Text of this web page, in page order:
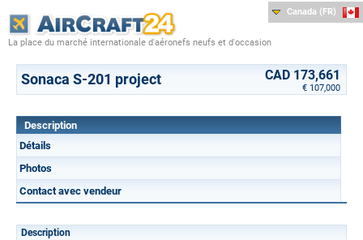
La place du marché internationale d'aéronefs neufs et d'occasion
Canada (FR)
Sonaca S-201 project CAD 173,661
€ 107,000
Description
Détails
Photos
Contact avec vendeur
Description